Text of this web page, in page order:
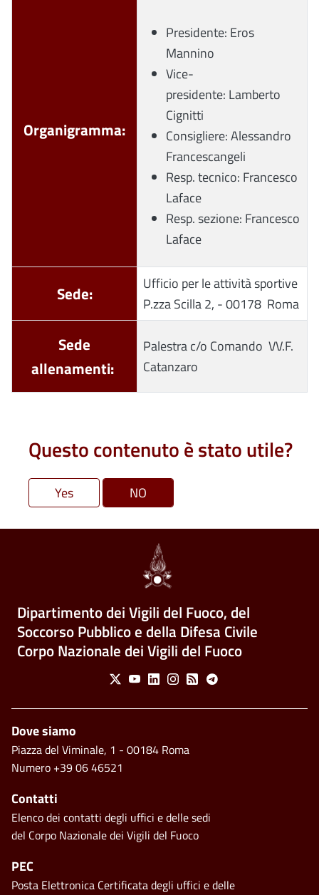
Organigramma:
Presidente: Eros
Mannino
Vice-
presidente: Lamberto
Cignitti
Consigliere: Alessandro
Francescangeli
Resp. tecnico: Francesco
Laface
Resp. sezione: Francesco
Laface
Sede:
Ufficio per le attività sportive
P.zza Scilla 2, - 00178 Roma
Sede
allenamenti:
Palestra c/o Comando VV.F.
Catanzaro
Questo contenuto è stato utile?
Dipartimento dei Vigili del Fuoco, del
Soccorso Pubblico e della Difesa Civile
Corpo Nazionale dei Vigili del Fuoco
Social Menu
X YoutubeLinkedinInstagram
Feed Telegram
Piè di pagina
Dove siamo
Piazza del Viminale, 1 - 00184 Roma
Numero +39 06 46521
Contatti
Elenco dei contatti degli uffici e delle sedi
del Corpo Nazionale dei Vigili del Fuoco
PEC
Posta Elettronica Certificata degli uffici e delle